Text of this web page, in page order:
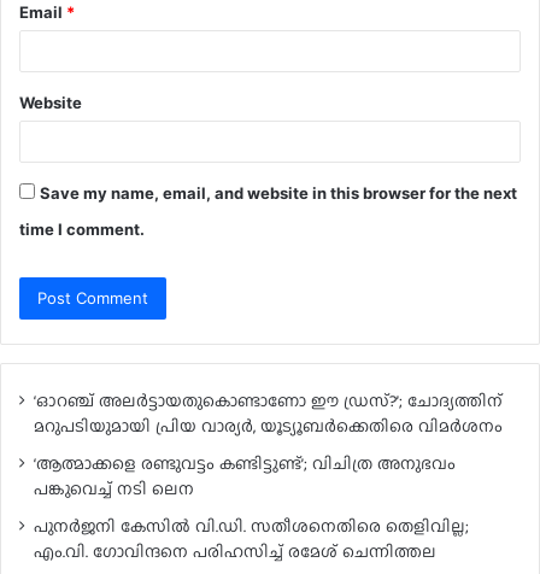
Email *
Website
Save my name, email, and website in this browser for the next
time I comment.
‘ഓറഞ്ച് അലർട്ടായതുകൊണ്ടാണോ ഈ ഡ്രസ്?’; ചോദ്യത്തിന്
മറുപടിയുമായി പ്രിയ വാര്യർ, യൂട്യൂബർക്കെതിരെ വിമർശനം
‘ആത്മാക്കളെ രണ്ടുവട്ടം കണ്ടിട്ടുണ്ട്’; വിചിത്ര അനുഭവം
പങ്കുവെച്ച് നടി ലെന
പുനർജനി കേസിൽ വി.ഡി. സതീശനെതിരെ തെളിവില്ല;
എം.വി. ഗോവിന്ദനെ പരിഹസിച്ച് രമേശ് ചെന്നിത്തല